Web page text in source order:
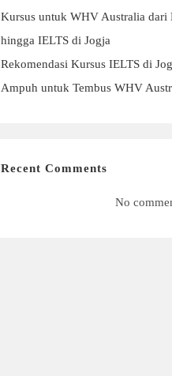
Kursus untuk WHV Australia dari
hingga IELTS di Jogja
Rekomendasi Kursus IELTS di
Ampuh untuk Tembus WHV
Recent Comments
No